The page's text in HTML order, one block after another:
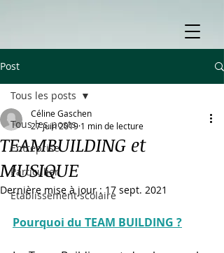
Post
Tous les posts
Entreprise
Particulier
Etablissement scolaire
Tous les posts
TEAMBUILDING et
MUSIQUE
Céline Gaschen
27 juin 2019 1 min de lecture
Dernière mise à jour :17 sept. 2021
Pourquoi du TEAM BUILDING ?